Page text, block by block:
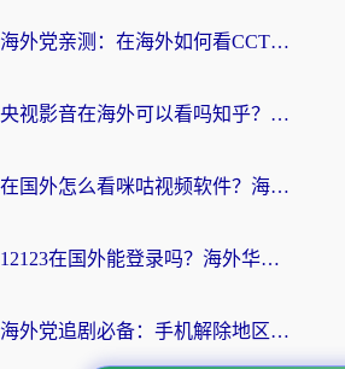
海外党亲测：在海外如何看CCTV？告别“仅限大陆播放”的实用指南
央视影音在海外可以看吗知乎？留学生亲测：3步解决地域限制+追剧自由
在国外怎么看咪咕视频软件？海外党亲测有效的回国加速方案
12123在国外能登录吗？海外华人必看的回国加速实用指南
海外党追剧必备：手机解除地区限制app怎么选？解决央视视频&国内剧地区限制全指南